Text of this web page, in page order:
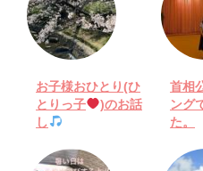
お子様おひとり(ひ
とりっ子
)のお話
し
首相
ング
た。